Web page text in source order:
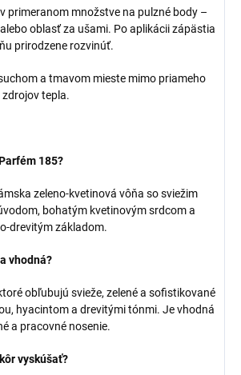
primeranom množstve na pulzné body –
oblasť za ušami. Po aplikácii zápästia
prirodzene rozvinúť.
a tmavom mieste mimo priameho
tepla.
185?
zeleno-kvetinová vôňa so sviežim
bohatým kvetinovým srdcom a
drevitým základom.
vhodná?
obľubujú svieže, zelené a sofistikované
hyacintom a drevitými tónmi. Je vhodná
a pracovné nosenie.
vyskúšať?